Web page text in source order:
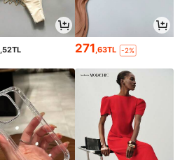
,52TL 271,63TL -2%